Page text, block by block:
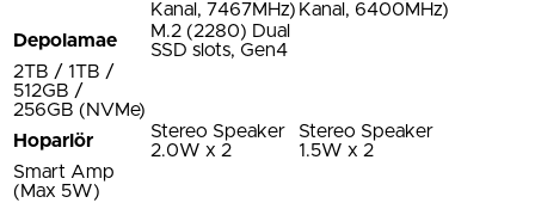
Kanal, 7467MHz) Kanal, 6400MHz)
Depolamae
M.2 (2280) Dual
SSD slots, Gen4
2TB / 1TB /
512GB /
256GB (NVMe)
Hoparlör
Stereo Speaker
2.0W x 2
Stereo Speaker
1.5W x 2
Smart Amp
(Max 5W)